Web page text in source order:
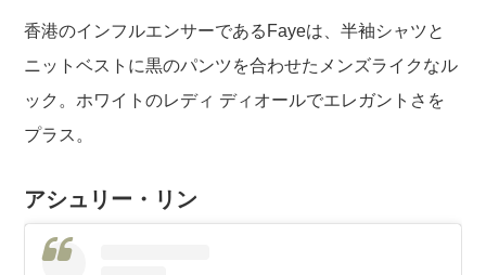
香港のインフルエンサーであるFayeは、半袖シャツと
ニットベストに黒のパンツを合わせたメンズライクなル
ック。ホワイトのレディ ディオールでエレガントさを
プラス。
アシュリー・リン